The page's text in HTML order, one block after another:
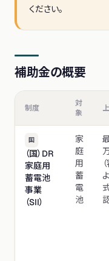
ください。
補助金の概要
制度
対
象
国
（国）DR
家庭用
蓄電池
事業
（SII）
家
庭
用
蓄
電
池